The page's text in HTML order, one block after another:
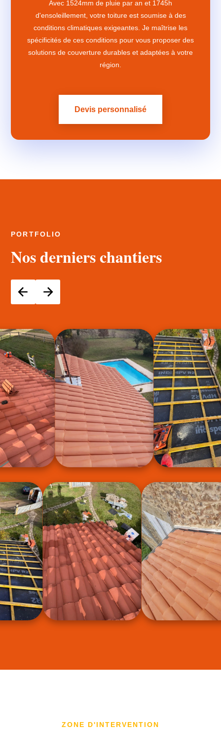
Avec 1524mm de pluie par an et 1745h
d'ensoleillement, votre toiture est soumise à des
conditions climatiques exigeantes. Je maîtrise les
spécificités de ces conditions pour vous proposer des
solutions de couverture durables et adaptées à votre
région.
Devis personnalisé
PORTFOLIO
Nos derniers chantiers
ZONE D'INTERVENTION